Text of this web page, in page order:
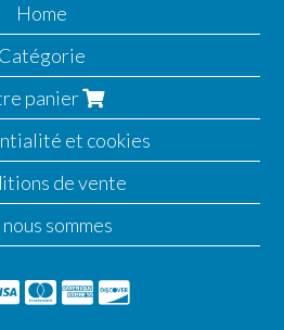
Home
Catégorie
panier
et cookies
de vente
sommes